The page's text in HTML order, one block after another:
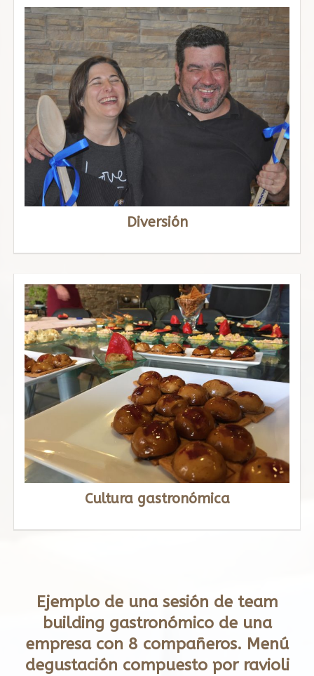
Diversión
Cultura gastronómica
Ejemplo de una sesión de team
building gastronómico de una
empresa con 8 compañeros. Menú
degustación compuesto por ravioli